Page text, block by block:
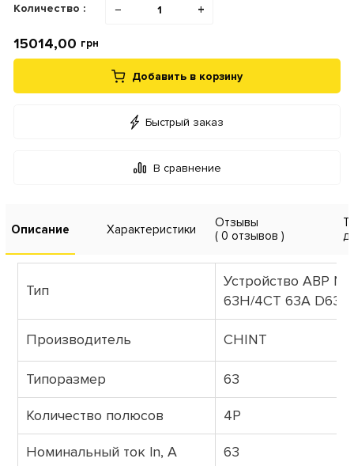
Количество : − +
15014,00 грн
Добавить в корзину
Быстрый заказ
В сравнение
Описание Характеристики
Отзывы
( 0 отзывов )
Тип
Устройство АВР
63H/4CT 63A D63
Производитель CHINT
Типоразмер 63
Количество полюсов 4P
Номинальный ток ln, А 63